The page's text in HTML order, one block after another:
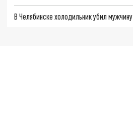
В Челябинске холодильник убил мужчину